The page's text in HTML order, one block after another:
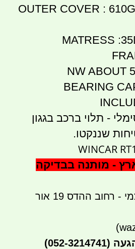
OUTER COVER :
MATRESS
BEARING
- תלוי ברכב בגגון
שננקטו.
- מותנה בבדיקה
ניתן לבצע איסוף עצמי - רחוב ההדס 19 אור
(052-3214741)